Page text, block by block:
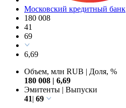
Московский кредитный банк
180 008
41
69
6,69
Объем, млн RUB | Доля, %
180 008 | 6,69
Эмитенты | Выпуски
41| 69